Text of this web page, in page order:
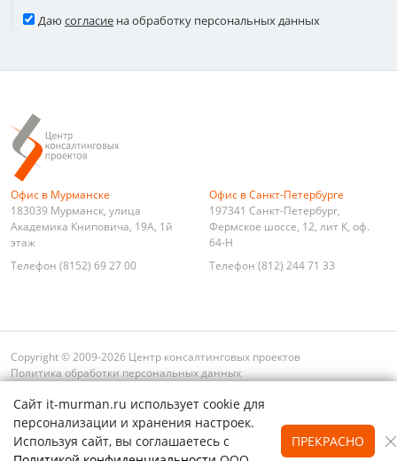
Сайт it-murman.ru использует cookie для
персонализации и хранения настроек.
Используя сайт, вы соглашаетесь с
ПРЕКРАСНО
Даю согласие на обработку персональных данных
Офис в Мурманске
183039 Мурманск, улица
Академика Книповича, 19А, 1й
этаж
Телефон (8152) 69 27 00
Офис в Санкт-Петербурге
197341 Санкт-Петербург,
Фермское шоссе, 12, лит К, оф.
64-Н
Телефон (812) 244 71 33
Copyright © 2009-2026 Центр консалтинговых проектов
Политика обработки персональных данных
Обратная связь
Карта сайта